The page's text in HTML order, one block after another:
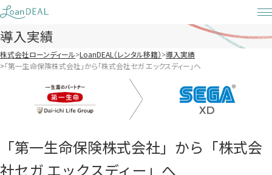
Skip
to
content
導入実績
株式会社ローンディール LoanDEAL（レンタル移籍） 導入実績
「第一生命保険株式会社」から「株式会社セガ エックスディー」へ
「第一生命保険株式会社」から「株式会
社セガ エックスディー」へ